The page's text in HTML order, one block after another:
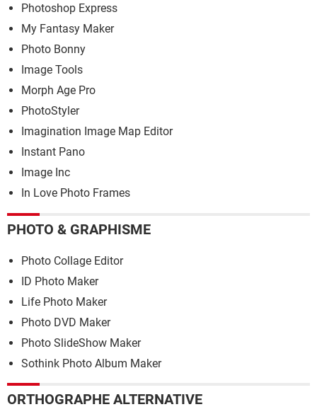
Photoshop Express
My Fantasy Maker
Photo Bonny
Image Tools
Morph Age Pro
PhotoStyler
Imagination Image Map Editor
Instant Pano
Image Inc
In Love Photo Frames
PHOTO & GRAPHISME
Photo Collage Editor
ID Photo Maker
Life Photo Maker
Photo DVD Maker
Photo SlideShow Maker
Sothink Photo Album Maker
ORTHOGRAPHE ALTERNATIVE